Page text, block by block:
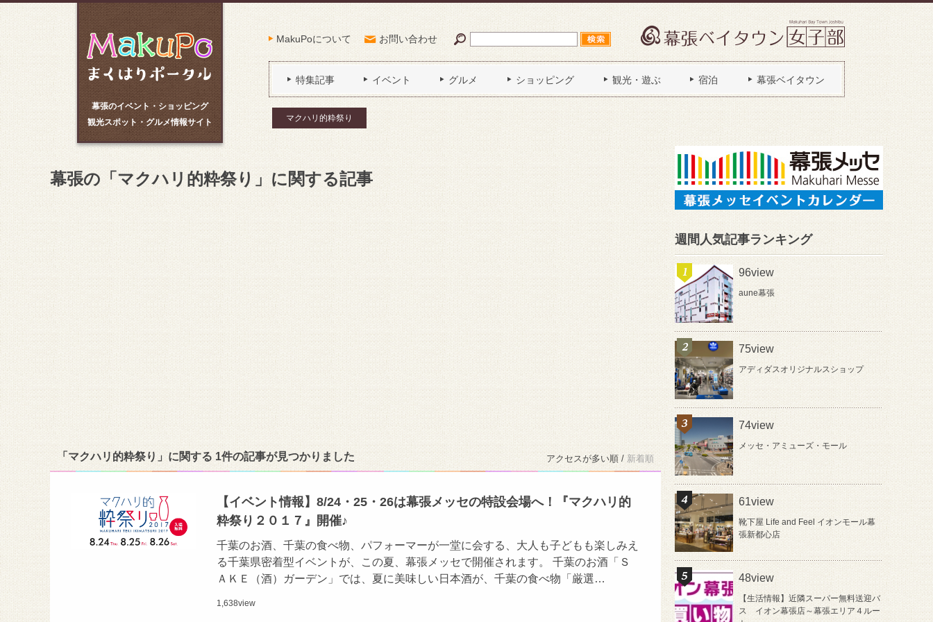
幕張のイベント・ショッピング
観光スポット・グルメ情報サイト
MakuPoについて お問い合わせ
特集記事 イベント グルメ ショッピング 観光・遊ぶ 宿泊 幕張ベイタウン
マクハリ的粋祭り
幕張の「マクハリ的粋祭り」に関する記事
「マクハリ的粋祭り」に関する 1件の記事が見つかりました アクセスが多い順 / 新着順
【イベント情報】8/24・25・26は幕張メッセの特設会場へ！『マクハリ的
粋祭り２０１７』開催♪
千葉のお酒、千葉の食べ物、パフォーマーが一堂に会する、大人も子どもも楽しみえ
る千葉県密着型イベントが、この夏、幕張メッセで開催されます。 千葉のお酒「Ｓ
ＡＫＥ（酒）ガーデン」では、夏に美味しい日本酒が、千葉の食べ物「厳選…
1,638view
週間人気記事ランキング
96view
aune幕張
75view
アディダスオリジナルスショップ
74view
メッセ・アミューズ・モール
61view
靴下屋 Life and Feel イオンモール幕
張新都心店
48view
【生活情報】近隣スーパー無料送迎バ
ス イオン幕張店～幕張エリア４ルー